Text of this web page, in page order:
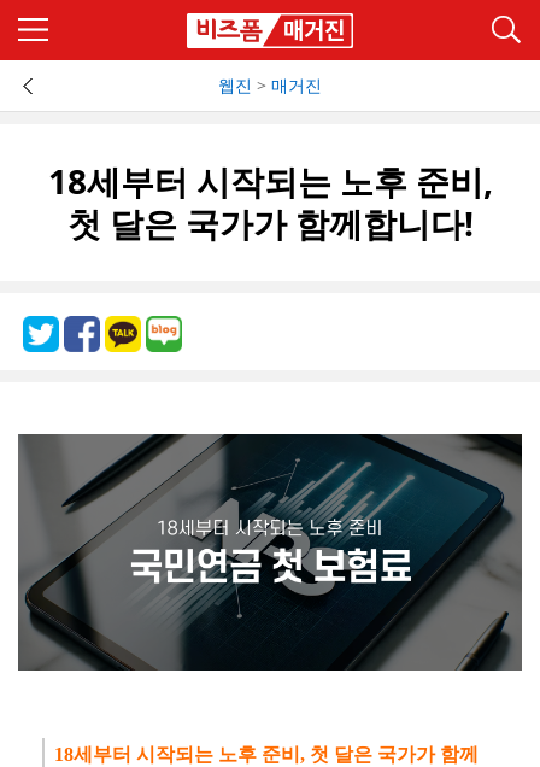
웹진 > 매거진
18세부터 시작되는 노후 준비,
첫 달은 국가가 함께합니다!
18세부터 시작되는 노후 준비, 첫 달은 국가가 함께